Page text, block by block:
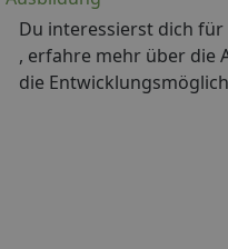
Du interessierst dich
, erfahre mehr über die
die